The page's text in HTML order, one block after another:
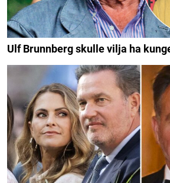
Ulf Brunnberg skulle vilja ha